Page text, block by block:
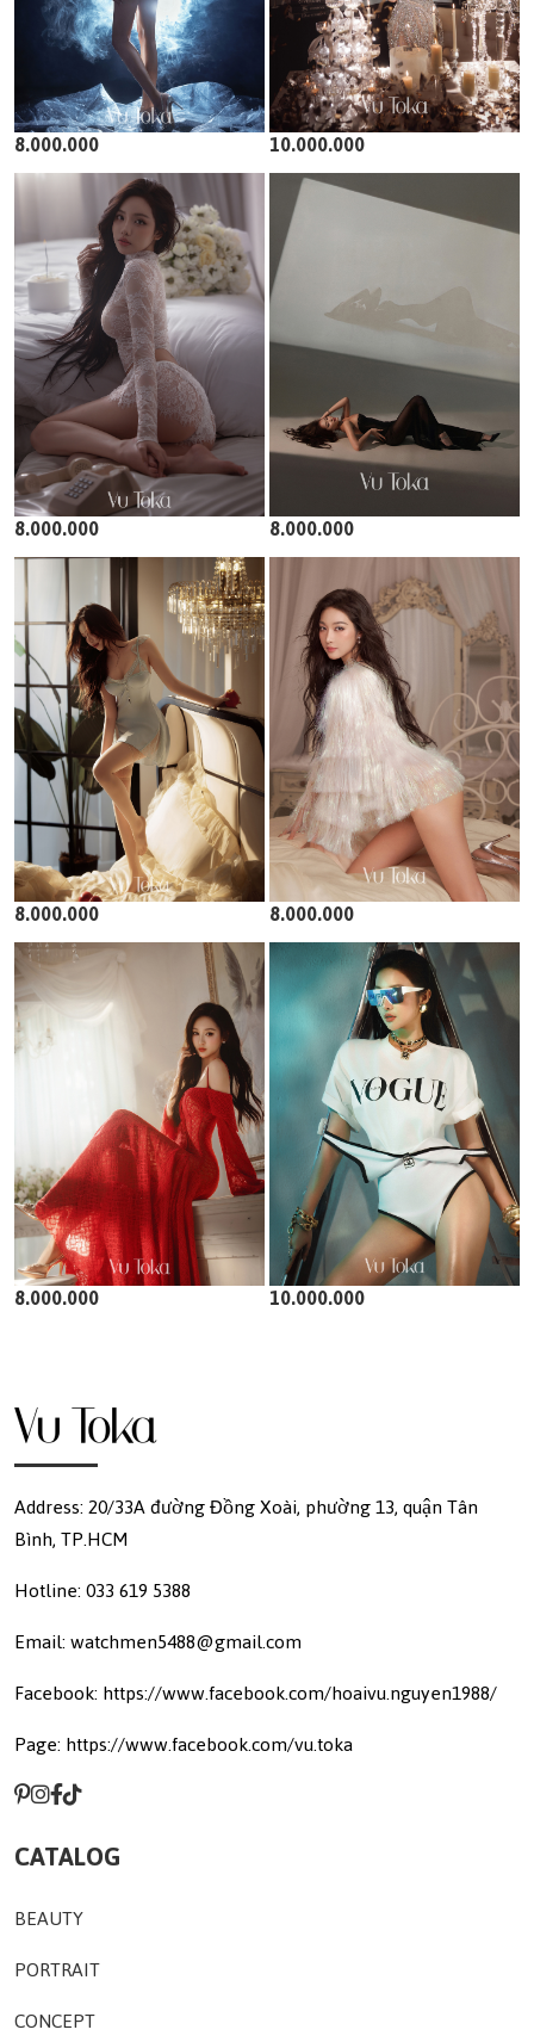
8.000.000 10.000.000
8.000.000 8.000.000
8.000.000 8.000.000
8.000.000 10.000.000
Address: 20/33A đường Đồng Xoài, phường 13, quận Tân
Bình, TP.HCM
Hotline: 033 619 5388
Email: watchmen5488@gmail.com
Facebook: https://www.facebook.com/hoaivu.nguyen1988/
Page: https://www.facebook.com/vu.toka
CATALOG
BEAUTY
PORTRAIT
CONCEPT